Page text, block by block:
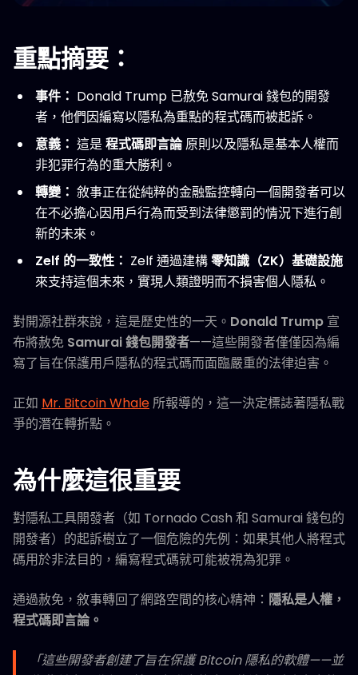
重點摘要：
事件： Donald Trump 已赦免 Samurai 錢包的開發
者，他們因編寫以隱私為重點的程式碼而被起訴。
意義： 這是程式碼即言論原則以及隱私是基本人權而
非犯罪行為的重大勝利。
轉變： 敘事正在從純粹的金融監控轉向一個開發者可以
在不必擔心因用戶行為而受到法律懲罰的情況下進行創
新的未來。
Zelf 的一致性： Zelf 通過建構零知識（ZK）基礎設施
來支持這個未來，實現人類證明而不損害個人隱私。
對開源社群來說，這是歷史性的一天。 Donald Trump 宣
布將赦免 Samurai 錢包開發者——這些開發者僅僅因為編
寫了旨在保護用戶隱私的程式碼而面臨嚴重的法律迫害。
正如 Mr. Bitcoin Whale所報導的，這一決定標誌著隱私戰
爭的潛在轉折點。
為什麼這很重要
對隱私工具開發者（如 Tornado Cash 和 Samurai 錢包的
開發者）的起訴樹立了一個危險的先例：如果其他人將程式
碼用於非法目的，編寫程式碼就可能被視為犯罪。
通過赦免，敘事轉回了網路空間的核心精神： 隱私是人權，
程式碼即言論。
「這些開發者創建了旨在保護 Bitcoin 隱私的軟體——並